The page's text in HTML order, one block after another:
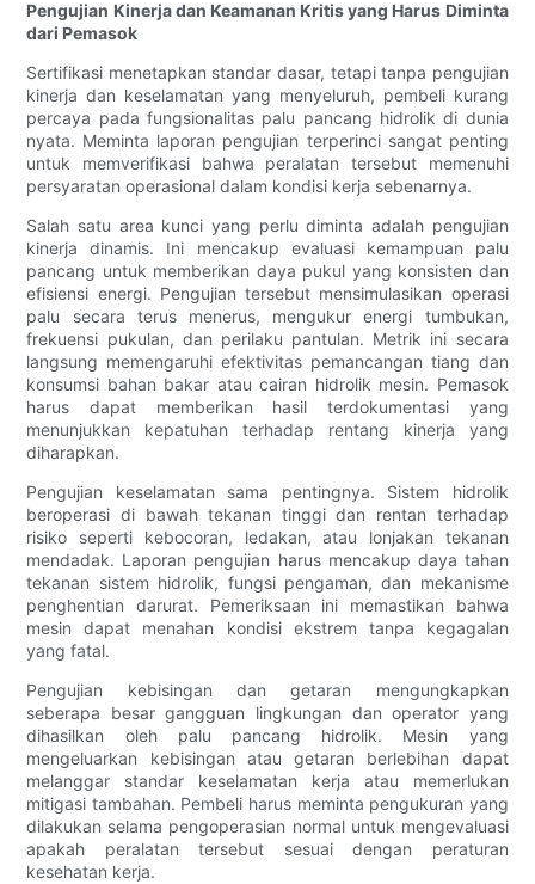
Pengujian Kinerja dan Keamanan Kritis yang Harus Diminta
dari Pemasok
Sertifikasi menetapkan standar dasar, tetapi tanpa pengujian
kinerja dan keselamatan yang menyeluruh, pembeli kurang
percaya pada fungsionalitas palu pancang hidrolik di dunia
nyata. Meminta laporan pengujian terperinci sangat penting
untuk memverifikasi bahwa peralatan tersebut memenuhi
persyaratan operasional dalam kondisi kerja sebenarnya.
Salah satu area kunci yang perlu diminta adalah pengujian
kinerja dinamis. Ini mencakup evaluasi kemampuan palu
pancang untuk memberikan daya pukul yang konsisten dan
efisiensi energi. Pengujian tersebut mensimulasikan operasi
palu secara terus menerus, mengukur energi tumbukan,
frekuensi pukulan, dan perilaku pantulan. Metrik ini secara
langsung memengaruhi efektivitas pemancangan tiang dan
konsumsi bahan bakar atau cairan hidrolik mesin. Pemasok
harus dapat memberikan hasil terdokumentasi yang
menunjukkan kepatuhan terhadap rentang kinerja yang
diharapkan.
Pengujian keselamatan sama pentingnya. Sistem hidrolik
beroperasi di bawah tekanan tinggi dan rentan terhadap
risiko seperti kebocoran, ledakan, atau lonjakan tekanan
mendadak. Laporan pengujian harus mencakup daya tahan
tekanan sistem hidrolik, fungsi pengaman, dan mekanisme
penghentian darurat. Pemeriksaan ini memastikan bahwa
mesin dapat menahan kondisi ekstrem tanpa kegagalan
yang fatal.
Pengujian kebisingan dan getaran mengungkapkan
seberapa besar gangguan lingkungan dan operator yang
dihasilkan oleh palu pancang hidrolik. Mesin yang
mengeluarkan kebisingan atau getaran berlebihan dapat
melanggar standar keselamatan kerja atau memerlukan
mitigasi tambahan. Pembeli harus meminta pengukuran yang
dilakukan selama pengoperasian normal untuk mengevaluasi
apakah peralatan tersebut sesuai dengan peraturan
kesehatan kerja.